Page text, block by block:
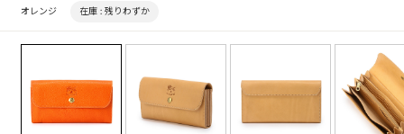
オレンジ 在庫 : 残りわずか